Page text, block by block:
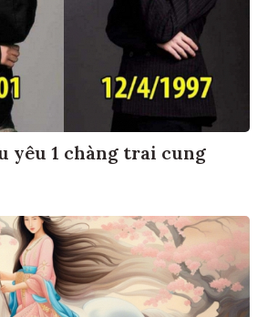
yêu 1 chàng trai cung